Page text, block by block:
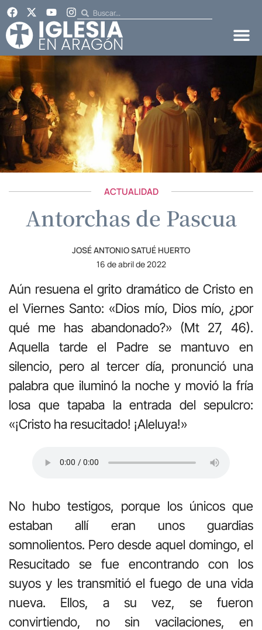
ACTUALIDAD
Antorchas de Pascua
JOSÉ ANTONIO SATUÉ HUERTO
16 de abril de 2022
Aún resuena el grito dramático de Cristo en
el Viernes Santo: «Dios mío, Dios mío, ¿por
qué me has abandonado?» (Mt 27, 46).
Aquella tarde el Padre se mantuvo en
silencio, pero al tercer día, pronunció una
palabra que iluminó la noche y movió la fría
losa que tapaba la entrada del sepulcro:
«¡Cristo ha resucitado! ¡Aleluya!»
No hubo testigos, porque los únicos que
estaban allí eran unos guardias
somnolientos. Pero desde aquel domingo, el
Resucitado se fue encontrando con los
suyos y les transmitió el fuego de una vida
nueva. Ellos, a su vez, se fueron
convirtiendo, no sin vacilaciones, en